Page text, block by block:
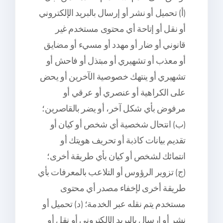
(أ) تحميل أو نشر أو إرسال بالبريد الإلكتروني
أو نقل أو إتاحة أي محتوى مستخدم غير
قانوني أو ضار أو مهدد أو مسيء أو مضايق
أو معذب أو تشهيري أو مبتذل أو فاحش أو
تشهيري أو ينتهك خصوصية الآخرين أو يحض
على الكراهية أو عنصري أو عرقي أو
مرفوض بأي شكل آخر، أو يضر بالقاصرين؛
(ب) انتحال شخصية أي شخص أو كيان أو
تقديم بيانات كاذبة أو تحريف هويتك أو
انتمائك لشخص أو كيان بأي طريقة أخرى؛
(ج) تزوير الرؤوس أو التلاعب بالمعرفات بأي
طريقة أخرى لإخفاء مصدر أي محتوى
مستخدم يتم نقله عبر الخدمة؛ (د) تحميل أو
نشر أو إرسال بالبريد الإلكتروني أو نقل أو